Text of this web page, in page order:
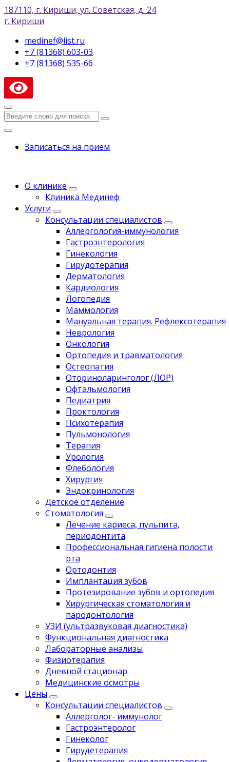
187110, г. Кириши, ул. Советская, д. 24
г. Кириши
medinef@list.ru
+7 (81368) 603-03
+7 (81368) 535-66
Записаться на прием
О клинике
Клиника Мединеф
Услуги
Консультации специалистов
Аллергология-иммунология
Гастроэнтерология
Гинекология
Гирудотерапия
Дерматология
Кардиология
Логопедия
Маммология
Мануальная терапия. Рефлексотерапия
Неврология
Онкология
Ортопедия и травматология
Остеопатия
Оториноларинголог (ЛОР)
Офтальмология
Педиатрия
Проктология
Психотерапия
Пульмонология
Терапия
Урология
Флебология
Хирургия
Эндокринология
Детское отделение
Стоматология
Лечение кариеса, пульпита,
периодонтита
Профессиональная гигиена полости
рта
Ортодонтия
Имплантация зубов
Протезирование зубов и ортопедия
Хирургическая стоматология и
пародонтология
УЗИ (ультразвуковая диагностика)
Функциональная диагностика
Лабораторные анализы
Физиотерапия
Дневной стационар
Медицинские осмотры
Цены
Консультации специалистов
Аллерголог- иммунолог
Гастроэнтеролог
Гинеколог
Гирудетерапия